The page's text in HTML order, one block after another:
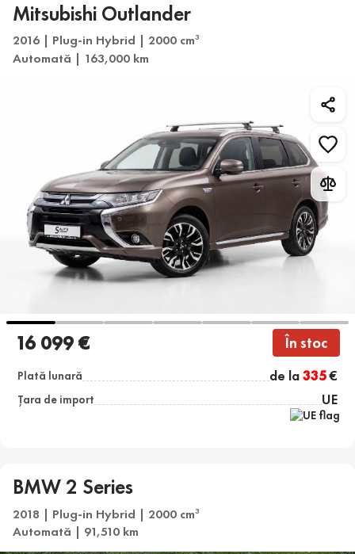
Mitsubishi Outlander
2016 | Plug-in Hybrid | 2000 cm3
Automată | 163,000 km
16 099 € În stoc
Plată lunară de la335€
Țara de import UE
BMW 2 Series
2018 | Plug-in Hybrid | 2000 cm3
Automată | 91,510 km